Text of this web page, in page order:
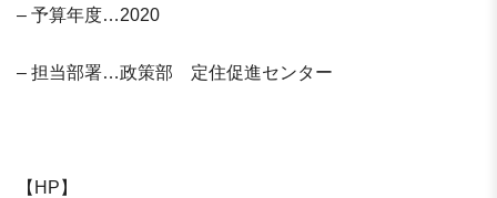
– 予算年度…2020
– 担当部署…政策部 定住促進センター
【HP】